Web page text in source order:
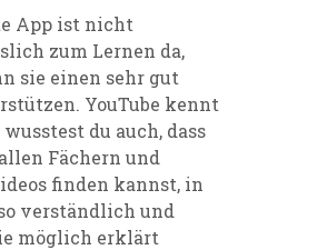
App ist nicht
zum Lernen da,
sie einen sehr gut
YouTube kennt
wusstest du auch, dass
Fächern und
finden kannst, in
verständlich und
möglich erklärt